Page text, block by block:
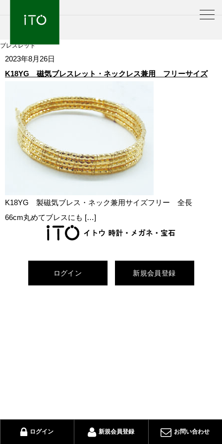
ブレスレット
2023年8月26日
K18YG 磁気ブレスレット・ネックレス兼用 フリーサイズ
K18YG 製磁気ブレス・ネック兼用サイズフリー 全長
66cm丸めてブレスにも […]
ログイン 新規会員登録
ログイン 新規会員登録 お問い合わせ